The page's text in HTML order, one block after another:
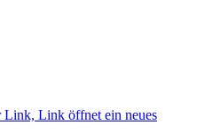
Link, Link öffnet ein neues